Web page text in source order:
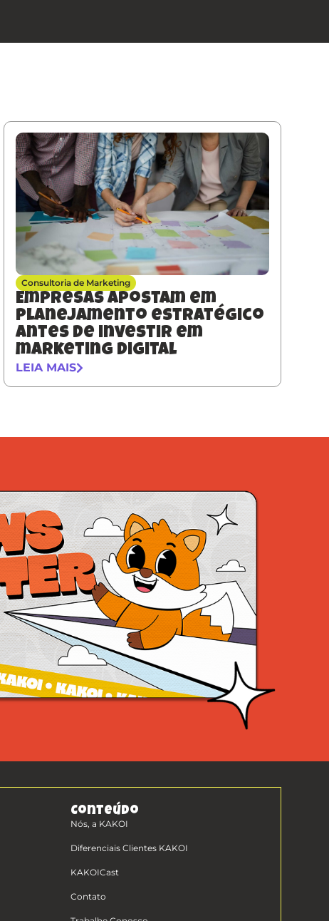
Consultoria de Marketing
Empresas apostam em
planejamento estratégico
antes de investir em
marketing digital
LEIA MAIS
Conteúdo
Nós, a KAKOI
Diferenciais Clientes KAKOI
KAKOICast
Contato